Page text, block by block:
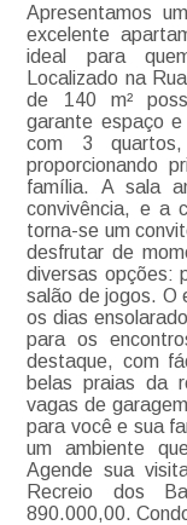
Apresentamos
excelente
ideal para
Localizado na
de 140 m²
garante espaço
com 3
proporcionando
família. A sala
convivência, e a
torna-se um
desfrutar de
diversas opções:
salão de jogos. O
os dias
para os
destaque, com
belas praias da
vagas de
para você e sua
um ambiente
Agende sua
Recreio dos
890.000,00.